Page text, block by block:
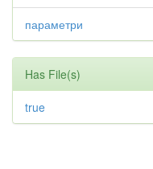
параметри
Has File(s)
true